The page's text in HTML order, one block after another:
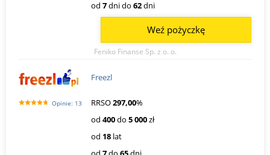
od 7dni do 62dni
Feniko Finanse Sp. z o. o.
Weź pożyczkę
Opinie: 13
Freezl
RRSO297,00%
od 400do 5 000zł
od 18 lat